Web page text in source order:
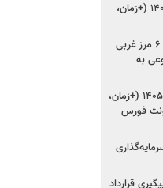
شروع فروش کشنده و کامیون فاو -مرداد۱۴۰۵ (+زمان،
مدیرعامل امدادخودروسایپا: پوشش امدادی ۶ مرز غربی
به
شروع فروش ۸ محصول بهمن دیزل -مرداد۱۴۰۵ (+زمان،
فورس
قرارداد